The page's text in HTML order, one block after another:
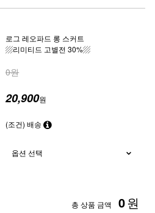
로그 레오파드 롱 스커트
▨리미티드 고별전 30%▨
0원
20,900원
(조건) 배송
총 상품 금액 0원